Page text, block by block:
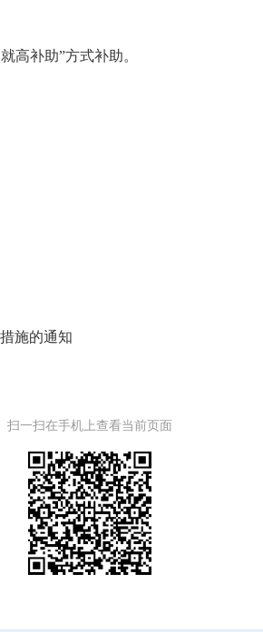
高补助”方式补助。
施的通知
扫一扫在手机上查看当前页面